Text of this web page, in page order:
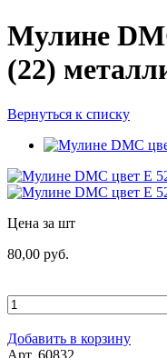
Мулине
(22)
Вернуться к списку
Цена за шт
80,00 руб.
Добавить в корзину
Арт. 60832